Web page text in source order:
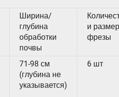
Ширина/
глубина
обработки
почвы
и размер
фрезы
71-98 см
(глубина не
указывается)
6 шт